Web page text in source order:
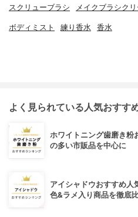
スクリューブラシ メイクブラシク
ボディミスト 練り香水 香水
よく見られている人気おすす
ホワイトニング歯磨き粉
の多い市販品を中心に
アイシャドウおすすめ人
色&ラメ入り商品を徹底